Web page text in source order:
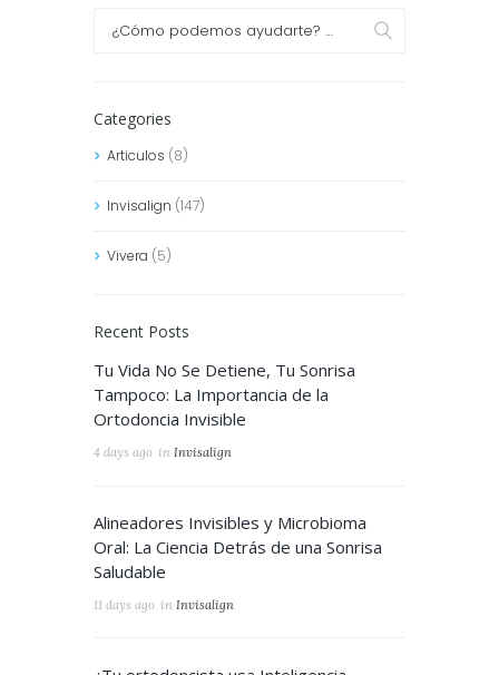
Categories
Articulos (8)
Invisalign (147)
Vivera (5)
Recent Posts
Tu Vida No Se Detiene, Tu Sonrisa
Tampoco: La Importancia de la
Ortodoncia Invisible
4 days ago in Invisalign
Alineadores Invisibles y Microbioma
Oral: La Ciencia Detrás de una Sonrisa
Saludable
11 days ago in Invisalign